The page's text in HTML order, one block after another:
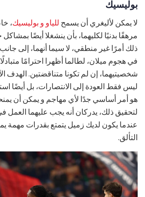
بوليسيك
لا يمكن لأليغري أن يسمح للياو و بوليسيك،
مرهقًا بدنيًا لكليهما، بأن ينشغلا أيضًا
ذلك أمرًا غير منطقي، لا سيما أنهما، إلى جانب
في هجوم ميلان، لطالما أظهرا احترامًا
شخصيتيهما، إن لم تكونا متناقضتين. الهدف
ليس فقط العودة إلى الانتصارات، بل أيضًا
هو أمر أساسي جدًا لأي مهاجم و يمكن أن
لتحقيق ذلك، يدركان أنه يجب عليهما العمل
عندما يكون لديك زميل يتمتع بقدرات مهمة
التألق.